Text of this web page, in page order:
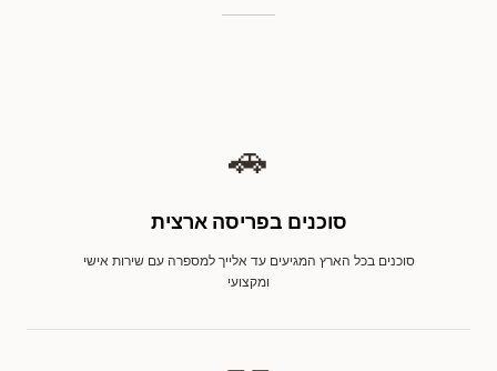
🚗
סוכנים בפריסה ארצית
סוכנים בכל הארץ המגיעים עד אלייך למספרה עם שירות אישי
ומקצועי